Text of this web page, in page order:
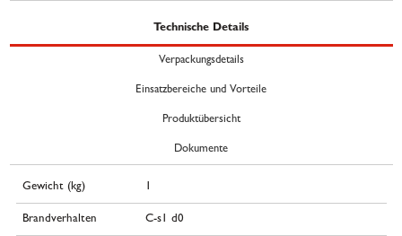
Technische Details
Verpackungsdetails
Einsatzbereiche und Vorteile
Produktübersicht
Dokumente
Gewicht (kg) 1
Brandverhalten C-s1 d0